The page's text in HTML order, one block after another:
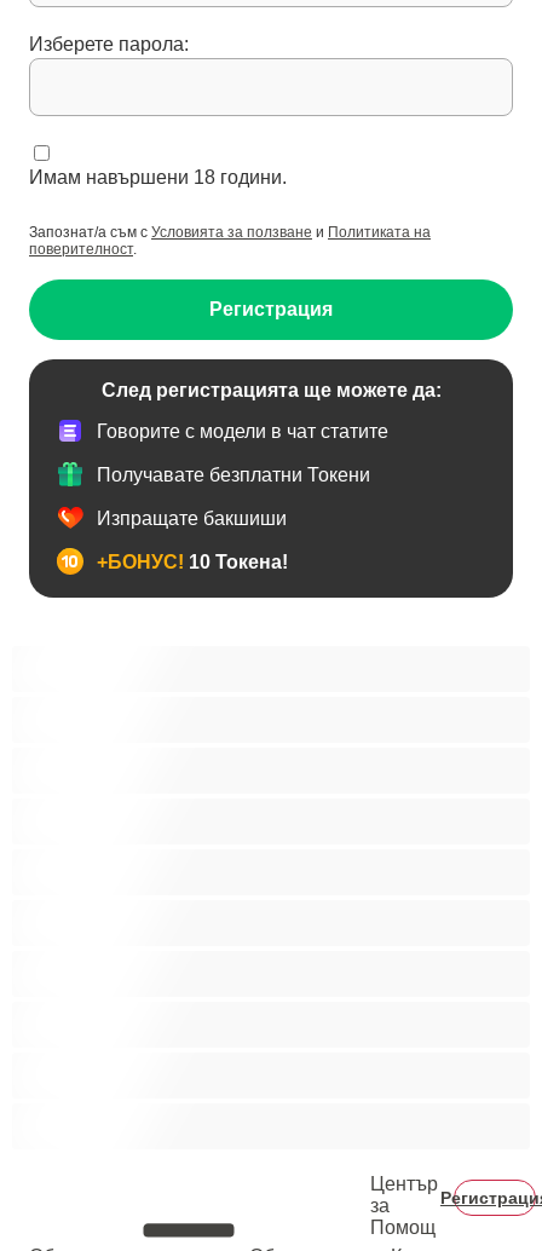
Изберете парола:
Имам навършени 18 години.
Запознат/а съм с Условията за ползване и Политиката на
поверителност.
Регистрация
След регистрацията ще можете да:
Говорите с модели в чат статите
Получавате безплатни Токени
Изпращате бакшиши
+БОНУС! 10 Токена!
Център
за
Помощ